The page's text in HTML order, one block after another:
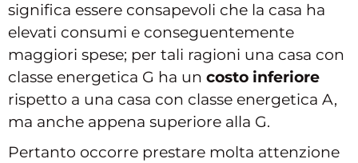
significa essere consapevoli che la casa ha
elevati consumi e conseguentemente
maggiori spese; per tali ragioni una casa con
classe energetica G ha un costo inferiore
rispetto a una casa con classe energetica A,
ma anche appena superiore alla G.
Pertanto occorre prestare molta attenzione